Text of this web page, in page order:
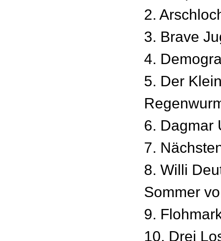
2.
3. Brave
4.
5. Der
6. Dagmar
7.
8. Willi
Sommer
9.
10. Drei